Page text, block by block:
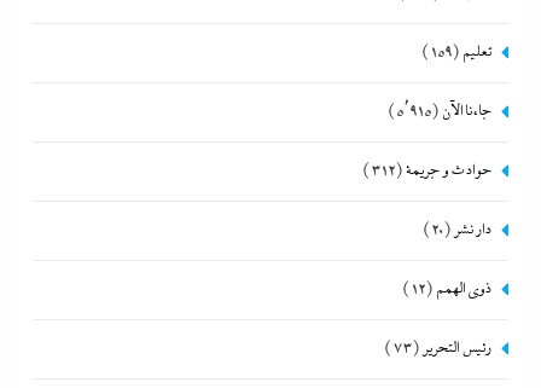
تعليم (159)
جاءنا الآن (5٬915)
حوادث و جريمة(312)
دار نشر (20)
ذوى الهمم (12)
رئيس التحرير (73)